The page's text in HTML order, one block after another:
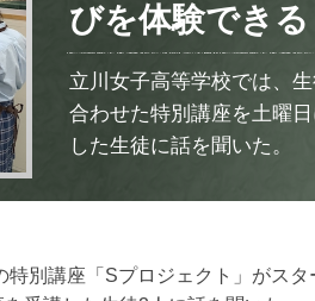
びを体験できる
立川女子高等学校では、
合わせた特別講座を土曜
した生徒に話を聞いた。
別講座「Sプロジェクト」がス